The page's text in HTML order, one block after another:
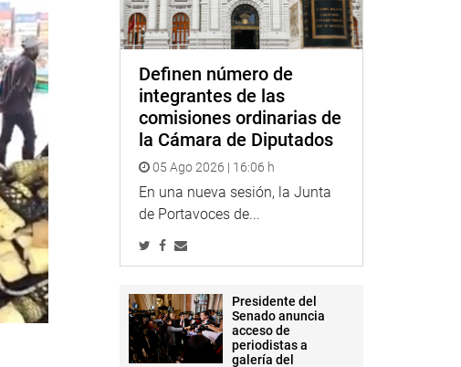
Definen número de
integrantes de las
comisiones ordinarias de
la Cámara de Diputados
05 Ago 2026 | 16:06 h
En una nueva sesión, la Junta
de Portavoces de...
Presidente del
Senado anuncia
acceso de
periodistas a
galería del